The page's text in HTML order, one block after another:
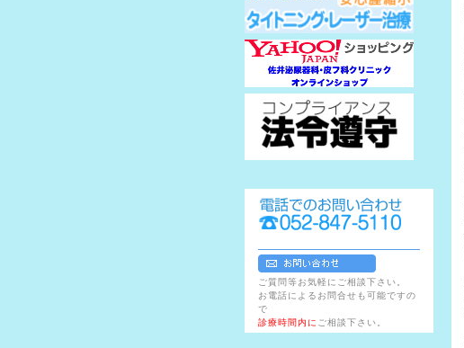
ご質問等お気軽にご相談下さい。
お電話によるお問合せも可能ですの
で
診療時間内に ご相談下さい。